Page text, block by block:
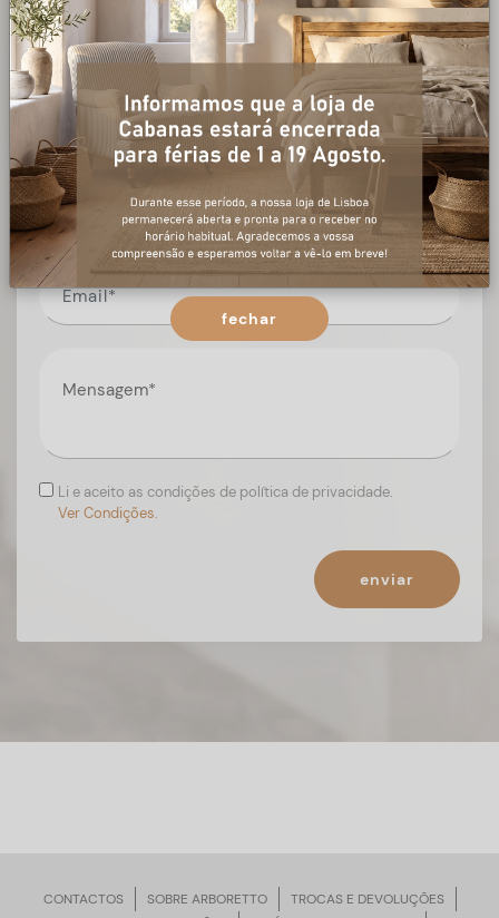
+ informações
Preencha o formulário, e num curto espaço de tempo,
temos respostas para todas as suas questões.
Li e aceito as condições de política de privacidade.
Ver Condições.
enviar
CONTACTOS SOBRE ARBORETTO
TROCAS E DEVOLUÇÕES
fechar